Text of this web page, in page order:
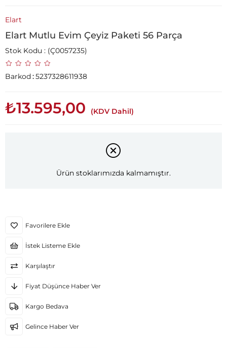
Elart
Elart Mutlu Evim Çeyiz Paketi 56 Parça
Stok Kodu (Ç0057235)
Barkod:5237328611938
₺13.595,00 (KDV Dahil)
Ürün stoklarımızda kalmamıştır.
Favorilere Ekle
İstek Listeme Ekle
Karşılaştır
Fiyat Düşünce Haber Ver
Kargo Bedava
Gelince Haber Ver